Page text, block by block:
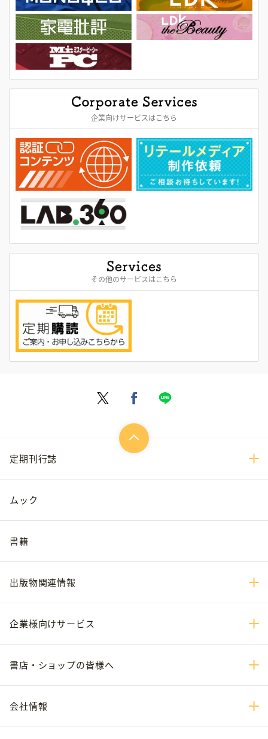
企業向けサービスはこちら
その他のサービスはこちら
定期刊行誌
ムック
書籍
出版物関連情報
企業様向けサービス
書店・ショップの皆様へ
会社情報